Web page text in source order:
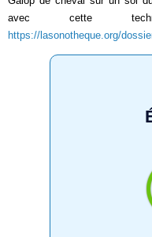
avec cette
https://lasonotheque.org/